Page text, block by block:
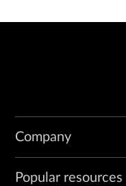
Company
Popular resources